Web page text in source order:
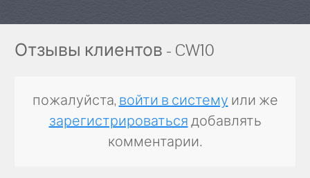
Отзывы клиентов - CW10
пожалуйста, войти в систему или же
зарегистрироватьсядобавлять
комментарии.